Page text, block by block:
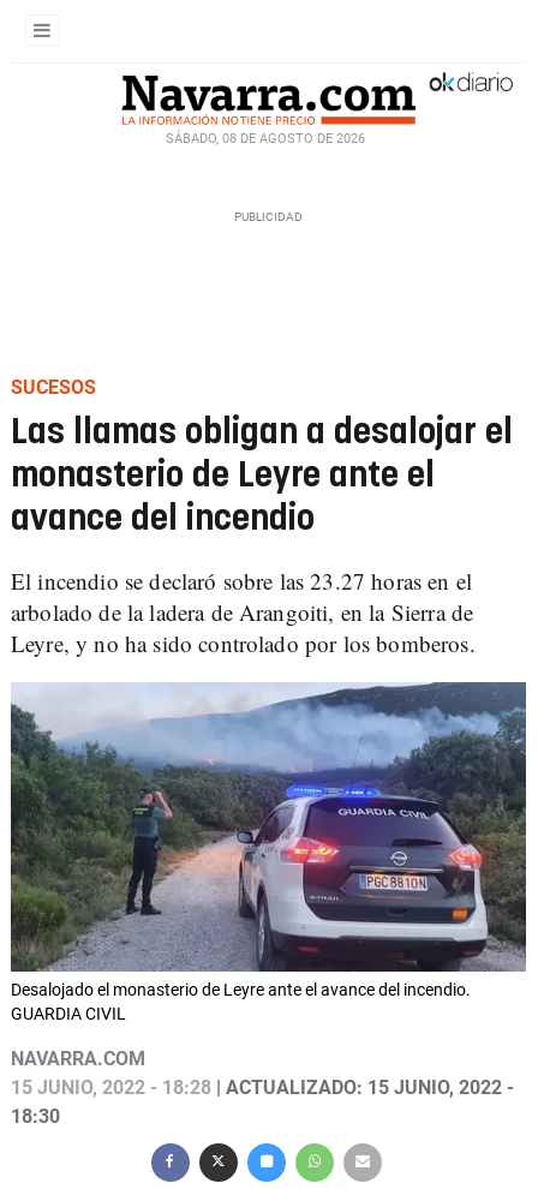
SÁBADO, 08 DE AGOSTO DE 2026
SUCESOS
Las llamas obligan a desalojar el
monasterio de Leyre ante el
avance del incendio
El incendio se declaró sobre las 23.27 horas en el
arbolado de la ladera de Arangoiti, en la Sierra de
Leyre, y no ha sido controlado por los bomberos.
Desalojado el monasterio de Leyre ante el avance del incendio.
GUARDIA CIVIL
NAVARRA.COM
15 JUNIO, 2022 - 18:28 | ACTUALIZADO: 15 JUNIO, 2022 -
18:30